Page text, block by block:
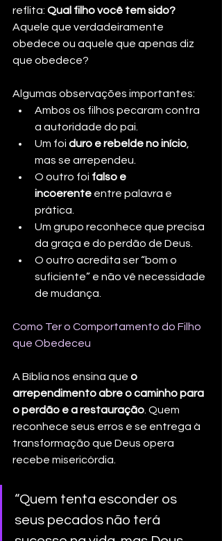
reflita: Qual filho você tem sido?
Aquele que verdadeiramente
obedece ou aquele que apenas diz
que obedece?
Algumas observações importantes:
Ambos os filhos pecaram contra
a autoridade do pai.
Um foi duro e rebelde no início
mas se arrependeu.
O outro foi falso e
incoerente entre palavra e
prática.
Um grupo reconhece que precisa
da graça e do perdão de Deus.
O outro acredita ser “bom o
suficiente” e não vê necessidade
de mudança.
Como Ter o Comportamento do Filho
que Obedeceu
A Bíblia nos ensina que o
arrependimento abre o caminho para
o perdão e a restauração . Quem
reconhece seus erros e se entrega à
transformação que Deus opera
recebe misericórdia.
“Quem tenta esconder os
seus pecados não terá